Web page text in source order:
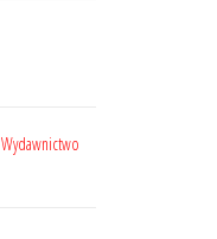
Wydawnictwo